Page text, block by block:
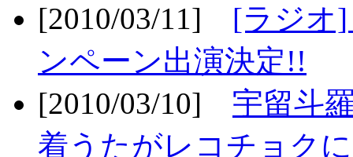
[2010/03/11] [ラジオ
ンペーン出演決定!!
[2010/03/10] 宇留斗
着うたがレコチョク